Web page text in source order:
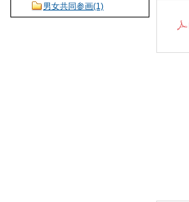
男女共同参画(1)